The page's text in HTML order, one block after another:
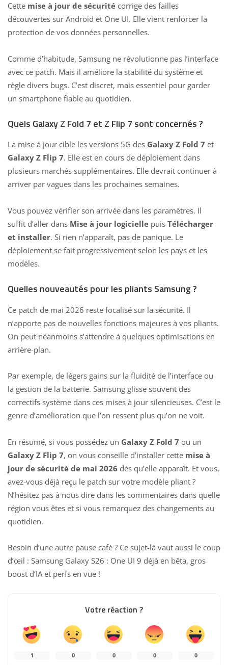
Cette mise à jour de sécurité corrige des failles
découvertes sur Android et One UI. Elle vient renforcer la
protection de vos données personnelles.
Comme d’habitude, Samsung ne révolutionne pas l’interface
avec ce patch. Mais il améliore la stabilité du système et
règle divers bugs. C’est discret, mais essentiel pour garder
un smartphone fiable au quotidien.
Quels Galaxy Z Fold 7 et Z Flip 7 sont concernés ?
La mise à jour cible les versions 5G des Galaxy Z Fold 7 et
Galaxy Z Flip 7. Elle est en cours de déploiement dans
plusieurs marchés supplémentaires. Elle devrait continuer à
arriver par vagues dans les prochaines semaines.
Vous pouvez vérifier son arrivée dans les paramètres. Il
suffit d’aller dans Mise à jour logicielle puis Télécharger
et installer. Si rien n’apparaît, pas de panique. Le
déploiement se fait progressivement selon les pays et les
modèles.
Quelles nouveautés pour les pliants Samsung ?
Ce patch de mai 2026 reste focalisé sur la sécurité. Il
n’apporte pas de nouvelles fonctions majeures à vos pliants.
On peut néanmoins s’attendre à quelques optimisations en
arrière-plan.
Par exemple, de légers gains sur la fluidité de l’interface ou
la gestion de la batterie. Samsung glisse souvent des
correctifs système dans ces mises à jour silencieuses. C’est le
genre d’amélioration que l’on ressent plus qu’on ne voit.
En résumé, si vous possédez un Galaxy Z Fold 7 ou un
Galaxy Z Flip 7, on vous conseille d’installer cette mise à
jour de sécurité de mai 2026 dès qu’elle apparaît. Et vous,
avez-vous déjà reçu le patch sur votre modèle pliant ?
N’hésitez pas à nous dire dans les commentaires dans quelle
région vous êtes et si vous remarquez des changements au
quotidien.
Besoin d’une autre pause café ? Ce sujet-là vaut aussi le coup
d’œil : Samsung Galaxy S26 : One UI 9 déjà en bêta, gros
boost d’IA et perfs en vue !
Votre réaction ?
1 0 0 0 0